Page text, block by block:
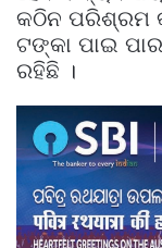
କଠିନ ପରିଶ୍ରମ
ଟଙ୍କା ପାଇ
ରହିଛି ।